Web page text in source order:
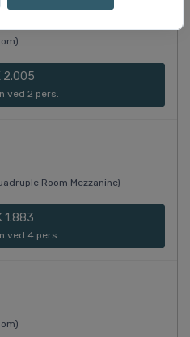
2.005
ved 2 pers.
Room Mezzanine)
1.883
ved 4 pers.